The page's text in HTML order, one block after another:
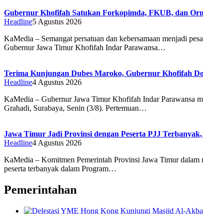
Gubernur Khofifah Satukan Forkopimda, FKUB, dan
Headline5 Agustus 2026
KaMedia – Semangat persatuan dan kebersamaan menjadi
Gubernur Jawa Timur Khofifah Indar Parawansa…
Terima Kunjungan Dubes Maroko, Gubernur Khofifah
Headline4 Agustus 2026
KaMedia – Gubernur Jawa Timur Khofifah Indar Parawansa
Grahadi, Surabaya, Senin (3/8). Pertemuan…
Jawa Timur Jadi Provinsi dengan Peserta PJJ
Headline4 Agustus 2026
KaMedia – Komitmen Pemerintah Provinsi Jawa Timur
peserta terbanyak dalam Program…
Pemerintahan